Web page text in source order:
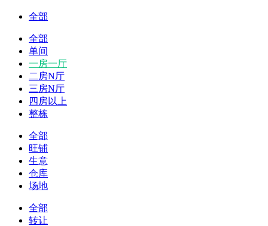
全部
全部
单间
一房一厅
二房N厅
三房N厅
四房以上
整栋
全部
旺铺
生意
仓库
场地
全部
转让